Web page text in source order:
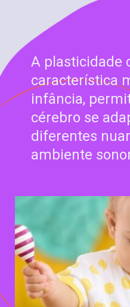
A plasticidade
característica
infância,
cérebro se
diferentes
ambiente